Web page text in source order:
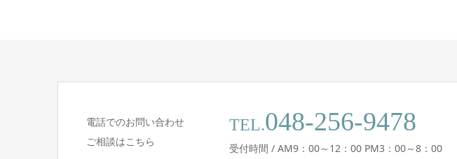
電話でのお問い合わせ
ご相談はこちら
TEL.048-256-9478
受付時間 / AM9：00～12：00 PM3：00～8：00